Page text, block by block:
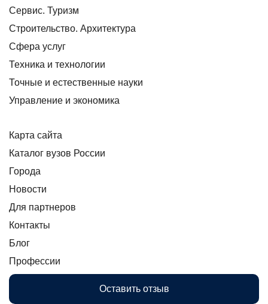
Сервис. Туризм
Строительство. Архитектура
Сфера услуг
Техника и технологии
Точные и естественные науки
Управление и экономика
Карта сайта
Каталог вузов России
Города
Новости
Для партнеров
Контакты
Блог
Профессии
Оставить отзыв